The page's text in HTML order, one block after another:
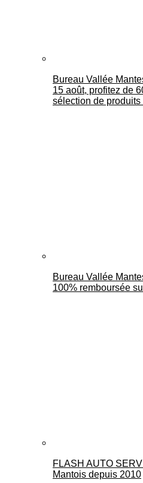
Bureau Vallée
15 août, profitez de
sélection de
Bureau Vallée
100% remboursée
FLASH AUTO
Mantois depuis 2010